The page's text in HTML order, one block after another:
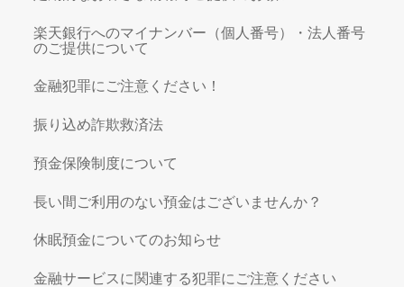
楽天銀行へのマイナンバー（個人番号）・法人番号
のご提供について
金融犯罪にご注意ください！
振り込め詐欺救済法
預金保険制度について
長い間ご利用のない預金はございませんか？
休眠預金についてのお知らせ
金融サービスに関連する犯罪にご注意ください